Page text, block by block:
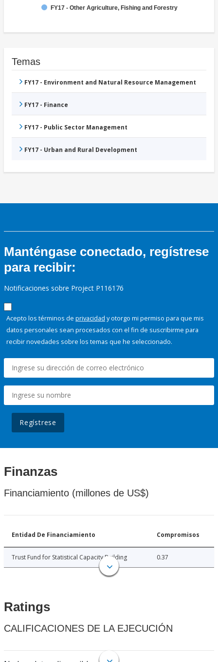
FY17 - Other Agriculture, Fishing and Forestry
Temas
FY17 - Environment and Natural Resource Management
FY17 - Finance
FY17 - Public Sector Management
FY17 - Urban and Rural Development
Manténgase conectado, regístrese
para recibir:
Notificaciones sobre Project P116176
Acepto los términos de privacidad y otorgo mi permiso para que mis
datos personales sean procesados con el fin de suscribirme para
recibir novedades sobre los temas que he seleccionado.
Regístrese
Finanzas
Financiamiento (millones de US$)
Entidad De Financiamiento Compromisos
Trust Fund for Statistical Capacity Building 0.37
Ratings
CALIFICACIONES DE LA EJECUCIÓN